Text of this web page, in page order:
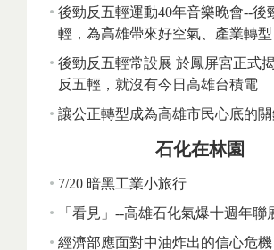
後勁反五輕運動40年音樂晚會--後
輕，為高雄帶來好空氣、產業轉型
後勁反五輕常設展 於鳳屏宮正式
反五輕，就沒有今日高雄台積電
讓公正轉型成為高雄市民心底的
石化在林園
7/20 暗黑工業小旅行
「看見」--高雄石化氣爆十週年聯
經濟部應面對中油炸出的信心危機